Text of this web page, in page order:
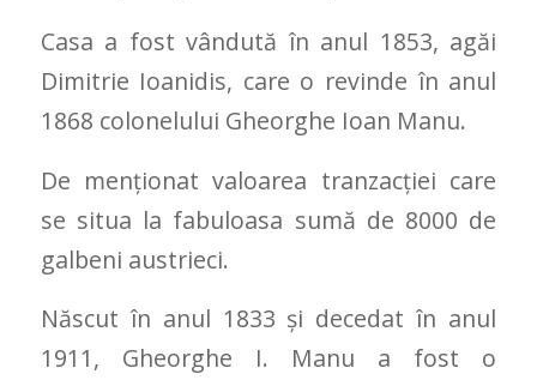
Casa a fost vândută în anul 1853, agăi
Dimitrie Ioanidis, care o revinde în anul
1868 colonelului Gheorghe Ioan Manu.
De menționat valoarea tranzacției care
se situa la fabuloasa sumă de 8000 de
galbeni austrieci.
Născut în anul 1833 și decedat în anul
1911, Gheorghe I. Manu a fost o